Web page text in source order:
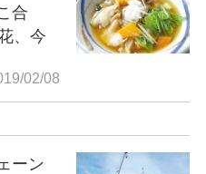
合
、今
02/08
ーン